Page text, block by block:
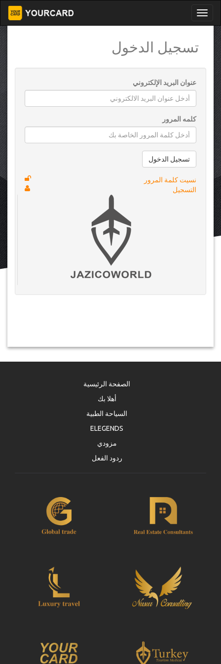
تسجيل الدخول
عنوان البريد الإلكتروني
كلمه المرور
تسجيل الدخول
نسيت كلمة المرور
التسجيل
الصفحة الرئيسية
أهلا بك
السياحة الطبية
ELEGENDS
مزودي
ردود الفعل